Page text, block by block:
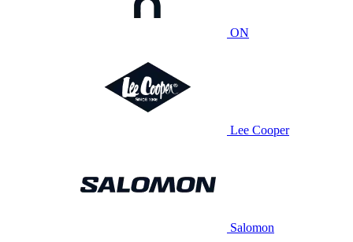
ON
Lee Cooper
Salomon